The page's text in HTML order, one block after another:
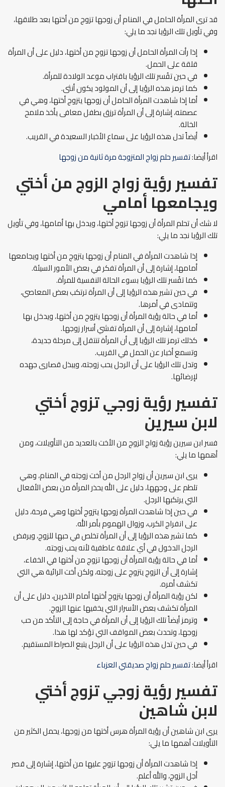
قد ترى المرأة الحامل في المنام أن زوجها تزوج من أختها بعد طلاقها،
وفي تأويل تلك الرؤيا نجد ما يلي:
إذا رأت المرأة الحامل أن زوجها تزوج من أختها، دليل على أن المرأة
قلقة على الحمل.
في حين تفُسر تلك الرؤيا باقتراب موعد الولادة للمرأة.
كما ترمز هذه الرؤيا إلى أن المولود يكون أنثى.
أما إذا شاهدت المرأة الحامل أن زوجها يتزوج أختها، وهي في
عصمته، إشارة إلى أن المرأة ترزق بطفل معافى يأخذ ملامح
الخالة.
أيضاً تدل هذه الرؤيا على سماع الأخبار السعيدة في القريب.
اقرأ أيضا:تفسير حلم زواج المتزوجة مرة ثانية من زوجها
تفسير رؤية زواج الزوج من أختي
ويجامعها أمامي
لا شك أن تحلم المرأة أن زوجها تزوج أختها، ويدخل بها أمامها، وفي تأويل
تلك الرؤيا نجد ما يلي:
إذا شاهدت المرأة في المنام أن زوجها يتزوج من أختها ويجامعها
أمامها، إشارة إلى أن المرأة تفكر في بعض الأمور السيئة.
كما تفُسر تلك الرؤيا بسوء الحالة النفسية للمرأة.
في حين تشير هذه الرؤيا إلى أن المرأة ترتكب بعض المعاصي،
وتتمادى في أمرها.
أما في حالة رؤية المرأة أن زوجها يتزوج من أختها، ويدخل بها
أمامها، إشارة إلى أن المرأة تفشي أسرار زوجها.
كذلك ترمز تلك الرؤيا إلى أن المرأة تنتقل إلى مرحلة جديدة،
وتسمع أخبار عن الحمل في القريب.
وتدل تلك الرؤيا على أن الرجل يحب زوجته، ويبذل قصارى جهده
لإرضائها.
تفسير رؤية زوجي تزوج أختي
لابن سيرين
فسر ابن سيرين رؤية زواج الزوج من الأخت بالعديد من التأويلات، ومن
أهمها ما يلي:
يرى ابن سيرين أن زواج الرجل من أخت زوجته في المنام، وهي
تلطم على وجهها، دليل على الله يحذر المرأة من بعض الأفعال
التي يرتكبها الرجل.
في حين إذا شاهدت المرأة زوجها يتزوج أختها وهي فرحة، دليل
على انفراج الكرب، وزوال الهموم بأمر الله.
كما تشير هذه الرؤيا إلى أن المرأة تخلص في حبها للزوج، ويرفض
الرجل الدخول في أي علاقة عاطفية لأنه يحب زوجته.
أما في حالة رؤية المرأة أن زوجها تزوج من أختها في الخفاء،
إشارة إلى أن الزوج يتزوج على زوجته، ولكن أخت الرائية هي التي
تكشف أمره.
لكن رؤية المرأة أن زوجها يتزوج أختها أمام الآخرين، دليل على أن
المرأة تكشف بعض الأسرار التي يخفيها عنها الزوج.
وترمز أيضاً تلك الرؤيا إلى أن المرأة في حاجة إلى التأكد من حب
زوجها، وتحدث بعض المواقف التي تؤكد لها هذا.
في حين تدل هذه الرؤيا على أن الرجل يتبع الصراط المستقيم.
اقرأ أيضا:تفسير حلم زواج صديقتي العزباء
تفسير رؤية زوجي تزوج أختي
لابن شاهين
يرى ابن شاهين أن رؤية المرأة هرس أختها من زوجها، يحمل الكثير من
التأويلات أهمها ما يلي:
إذا شاهدت المرأة أن زوجها تزوج عليها من أختها، إشارة إلى قصر
أجل الزوج، والله أعلم.